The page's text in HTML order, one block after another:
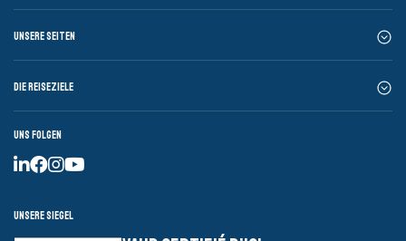
Unsere Seiten
Die Reiseziele
Uns folgen
Unsere Siegel